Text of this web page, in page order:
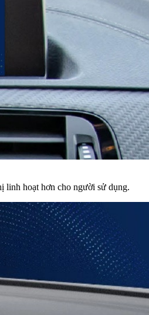
linh hoạt hơn cho người sử dụng.